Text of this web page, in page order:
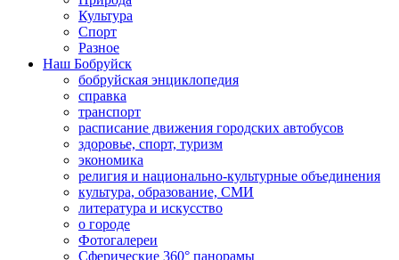
Культура
Спорт
Разное
Наш Бобруйск
бобруйская энциклопедия
справка
транспорт
расписание движения городских автобусов
здоровье, спорт, туризм
экономика
религия и национально-культурные объединения
культура, образование, СМИ
литература и искусство
о городе
Фотогалереи
Сферические 360° панорамы